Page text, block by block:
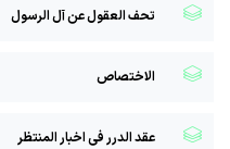
تحف العقول عن آل الرسول
الاختصاص
عقد الدرر فی اخبار المنتظر